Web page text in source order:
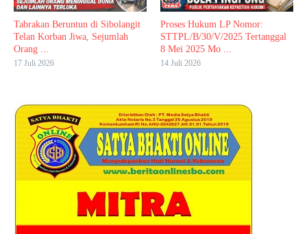
Tabrakan Beruntun di Sibolangit
Telan Korban Jiwa, Sejumlah
Orang ...
17 Juli 2026
Proses Hukum LP Nomor:
STTPL/B/30/V/2025 Tertanggal
8 Mei 2025 Mo ...
14 Juli 2026